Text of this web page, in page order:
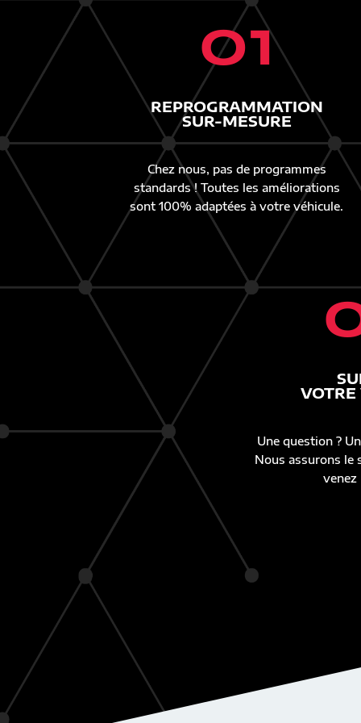
01
REPROGRAMMATION
SUR-MESURE
Chez nous, pas de programmes
standards ! Toutes les améliorations
sont 100% adaptées à votre véhicule.
Une question ?
Nous assurons le
venez